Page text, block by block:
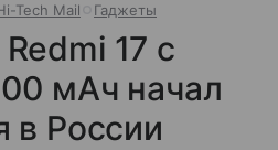
Tech Mail Гаджеты
17 с
мАч начал
в России